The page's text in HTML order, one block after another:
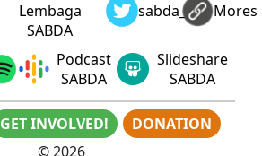
Lembaga
SABDA
sabda_ylsaMores
Podcast
SABDA
Slideshare
SABDA
GET INVOLVED!
DONATION
© 2026